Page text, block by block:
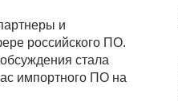
и
российского ПО.
стала
импортного ПО на